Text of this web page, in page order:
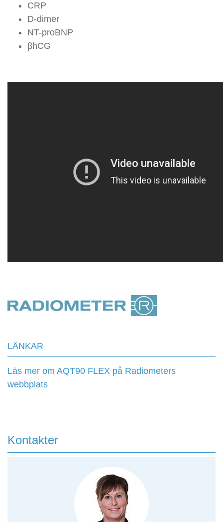
CRP
D-dimer
NT-proBNP
βhCG
LÄNKAR
Läs mer om AQT90 FLEX på Radiometers
webbplats
Kontakter